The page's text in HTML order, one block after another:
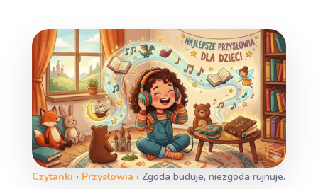
Czytanki › Przysłowia › Zgoda buduje, niezgoda rujnuje.